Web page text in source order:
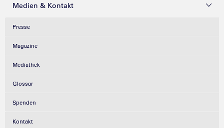
Medien & Kontakt
Presse
Magazine
Mediathek
Glossar
Spenden
Kontakt